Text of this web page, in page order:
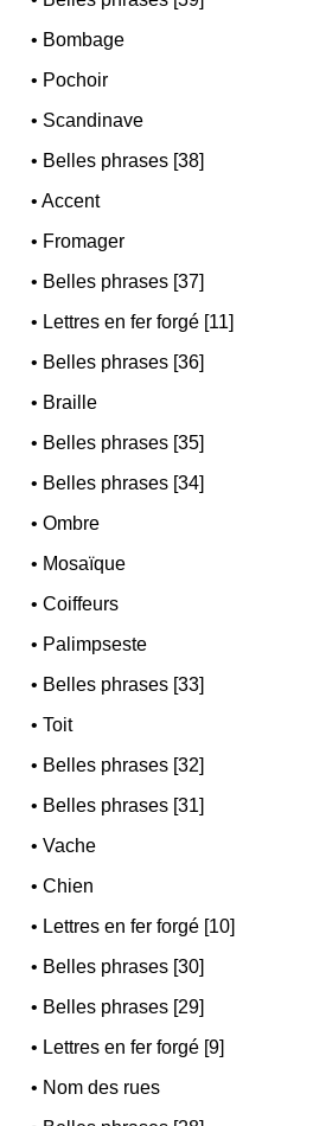
• Bombage
• Pochoir
• Scandinave
• Belles phrases [38]
•Accent
• Fromager
• Belles phrases [37]
• Lettres en fer forgé [11]
• Belles phrases [36]
• Braille
• Belles phrases [35]
• Belles phrases [34]
•Ombre
• Mosaïque
•Coiffeurs
• Palimpseste
• Belles phrases [33]
•Toit
• Belles phrases [32]
• Belles phrases [31]
•Vache
•Chien
• Lettres en fer forgé [10]
• Belles phrases [30]
• Belles phrases [29]
• Lettres en fer forgé [9]
• Nom des rues